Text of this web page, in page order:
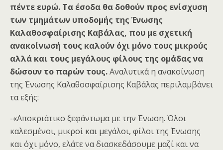
πέντε ευρώ. Τα έσοδα θα δοθούν προς ενίσχυση
των τμημάτων υποδομής της Ένωσης
Καλαθοσφαίρισης Καβάλας, που με σχετική
ανακοίνωσή τους καλούν όχι μόνο τους μικρούς
αλλά και τους μεγάλους φίλους της ομάδας να
δώσουν το παρών τους.Αναλυτικά η ανακοίνωση
της Ένωσης Καλαθοσφαίρισης Καβάλας περιλαμβάνει
τα εξής:
-«Αποκριάτικο ξεφάντωμα με την Ένωση. Όλοι
καλεσμένοι, μικροί και μεγάλοι, φίλοι της Ένωσης
και όχι μόνο, ελάτε να διασκεδάσουμε μαζί και να